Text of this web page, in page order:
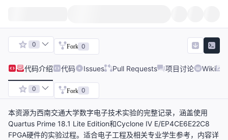
0 Fork 0
代码介绍 代码 Issues Pull Requests 项目讨论 Wiki
0 Fork 0
本资源为西南交通大学数字电子技术实验的完整记录，涵盖使用
Quartus Prime 18.1 Lite Edition和Cyclone Ⅳ E/EP4CE6E22C8
FPGA硬件的实验过程。适合电子工程及相关专业学生参考，内容详